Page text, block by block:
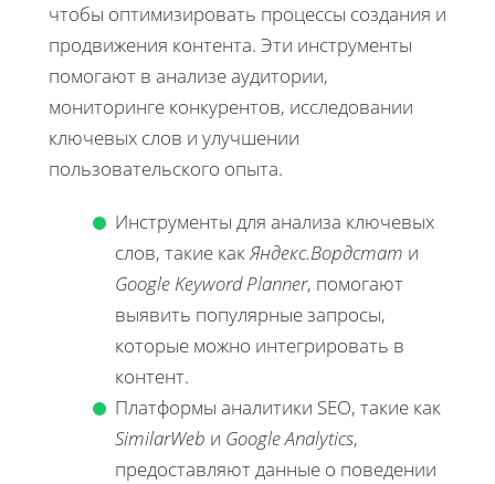
чтобы оптимизировать процессы создания и
продвижения контента. Эти инструменты
помогают в анализе аудитории,
мониторинге конкурентов, исследовании
ключевых слов и улучшении
пользовательского опыта.
Инструменты для анализа ключевых
слов, такие какЯндекс.Вордстат и
Google Keyword Planner, помогают
выявить популярные запросы,
которые можно интегрировать в
контент.
Платформы аналитики SEO, такие как
SimilarWeb и Google Analytics,
предоставляют данные о поведении